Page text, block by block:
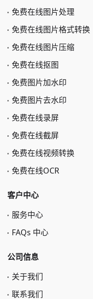
免费在线图片处理
免费在线图片格式转换
免费在线图片压缩
免费在线抠图
免费图片加水印
免费图片去水印
免费在线录屏
免费在线截屏
免费在线视频转换
免费在线OCR
客户中心
服务中心
FAQs 中心
公司信息
关于我们
联系我们